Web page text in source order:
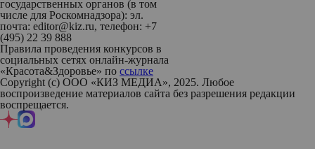
государственных органов (в том
числе для Роскомнадзора): эл.
почта: editor@kiz.ru, телефон: +7
(495) 22 39 888
Правила проведения конкурсов в
социальных сетях онлайн-журнала
«Красота&Здоровье» по ссылке
Copyright (с) ООО «КИЗ МЕДИА», 2025. Любое
воспроизведение материалов сайта без разрешения редакции
воспрещается.